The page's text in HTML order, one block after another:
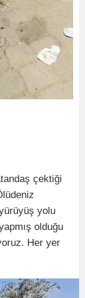
çektiği
yolu
olduğu
Her yer